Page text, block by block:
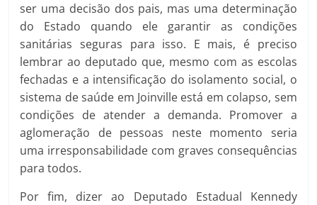
ser uma decisão dos pais, mas uma determinação
do Estado quando ele garantir as condições
sanitárias seguras para isso. E mais, é preciso
lembrar ao deputado que, mesmo com as escolas
fechadas e a intensificação do isolamento social, o
sistema de saúde em Joinville está em colapso, sem
condições de atender a demanda. Promover a
aglomeração de pessoas neste momento seria
uma irresponsabilidade com graves consequências
para todos.
Por fim, dizer ao Deputado Estadual Kennedy